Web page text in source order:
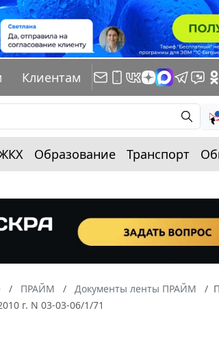
Клиентам
Образование Транспорт
ПРАЙМ Документы ленты ПРАЙМ
г. N 03-03-06/1/71